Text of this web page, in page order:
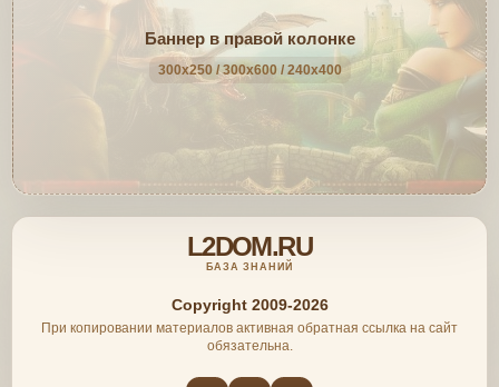
Баннер в правой колонке
300x250 / 300x600 / 240x400
L2DOM.RU
БАЗА ЗНАНИЙ
Copyright 2009-2026
При копировании материалов активная обратная ссылка на сайт
обязательна.